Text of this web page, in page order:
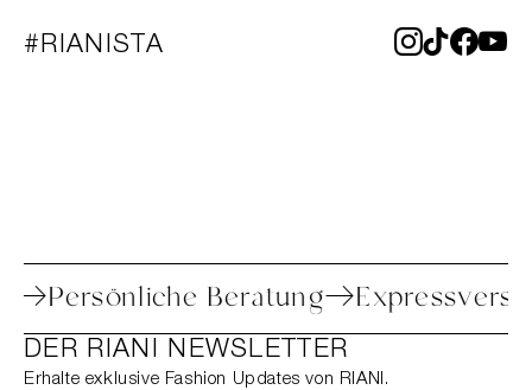
#RIANISTA
Persönliche Beratung
DER RIANI NEWSLETTER
Erhalte exklusive Fashion Updates von RIANI.